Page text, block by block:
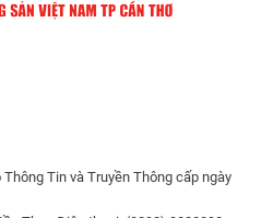
Tin và Truyền Thông cấp ngày